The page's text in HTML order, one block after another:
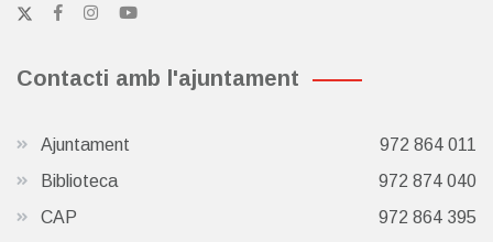
Contacti amb l'ajuntament
Ajuntament
972 864 011
Biblioteca
972 874 040
CAP
972 864 395